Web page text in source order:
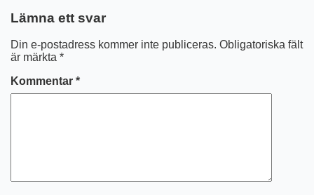
Lämna ett svar
Din e-postadress kommer inte publiceras. Obligatoriska fält
är märkta *
Kommentar *